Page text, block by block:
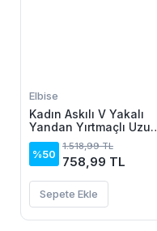
Elbise
Kadın Askılı V Yakalı
Yandan Yırtmaçlı Uzun
Viskon Elbise
%50
1.518,99 TL
758,99 TL
Sepete Ekle